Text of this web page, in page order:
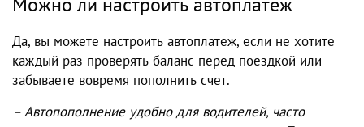
Да, вы можете настроить автоплатеж, если не хотите
каждый раз проверять баланс перед поездкой или
забываете вовремя пополнить счет.
– Автопополнение удобно для водителей, часто